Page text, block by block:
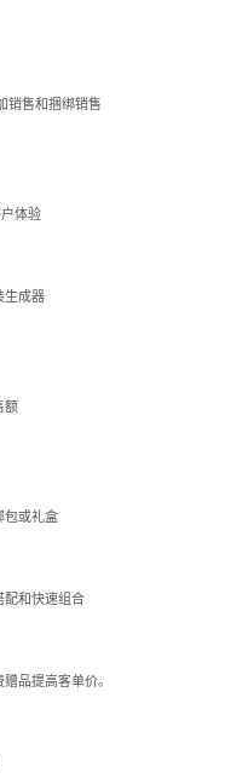
销售和捆绑销售
体验
生成器
额
包或礼盒
和快速组合
品提高客单价。